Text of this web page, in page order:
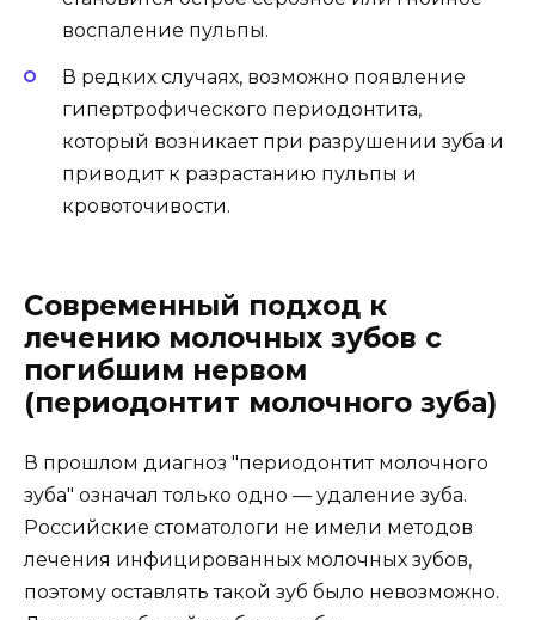
Однако, сейчас Американская академия
детской стоматологии предоставляет методы,
которые помогают сохранить молочные зубы в
большинстве случаев.
Карлсон" используют новые методы
эндодонтической терапии для лечения
молочных зубов, благодаря чему им удается
сохранять зубы, которые некоторые другие
Конечно, не всегда удается сохранить все зубы
без исключения. Иногда случается так, что
помочь зубу уже невозможно и единственным
выходом является удаление. Но нашим врачам